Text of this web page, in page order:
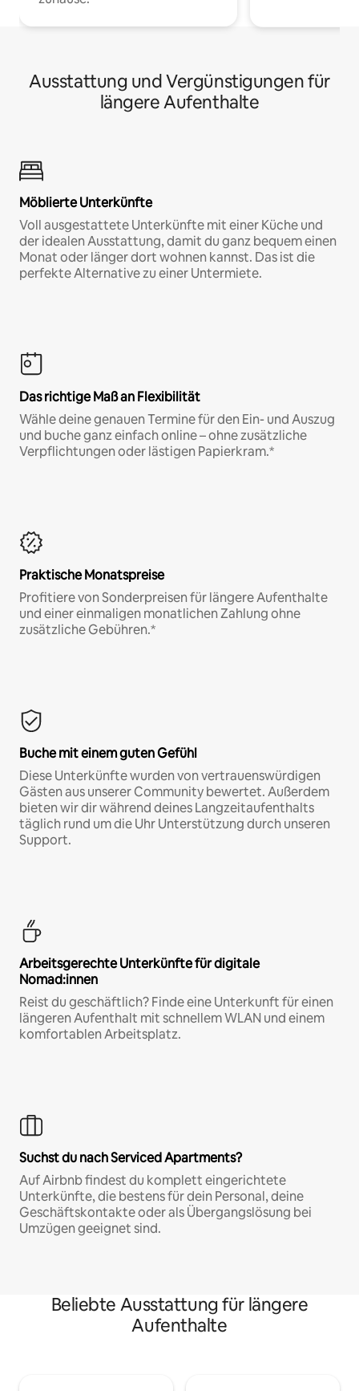
Ausstattung und Vergünstigungen für
längere Aufenthalte
Möblierte Unterkünfte
Voll ausgestattete Unterkünfte mit einer Küche und
der idealen Ausstattung, damit du ganz bequem einen
Monat oder länger dort wohnen kannst. Das ist die
perfekte Alternative zu einer Untermiete.
Das richtige Maß an Flexibilität
Wähle deine genauen Termine für den Ein- und Auszug
und buche ganz einfach online – ohne zusätzliche
Verpflichtungen oder lästigen Papierkram.*
Praktische Monatspreise
Profitiere von Sonderpreisen für längere Aufenthalte
und einer einmaligen monatlichen Zahlung ohne
zusätzliche Gebühren.*
Buche mit einem guten Gefühl
Diese Unterkünfte wurden von vertrauenswürdigen
Gästen aus unserer Community bewertet. Außerdem
bieten wir dir während deines Langzeitaufenthalts
täglich rund um die Uhr Unterstützung durch unseren
Support.
Arbeitsgerechte Unterkünfte für digitale
Nomad:innen
Reist du geschäftlich? Finde eine Unterkunft für einen
längeren Aufenthalt mit schnellem WLAN und einem
komfortablen Arbeitsplatz.
Suchst du nach Serviced Apartments?
Auf Airbnb findest du komplett eingerichtete
Unterkünfte, die bestens für dein Personal, deine
Geschäftskontakte oder als Übergangslösung bei
Umzügen geeignet sind.
Beliebte Ausstattung für längere
Aufenthalte